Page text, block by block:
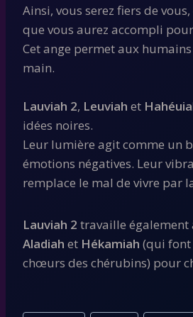
Ainsi, vous serez fiers de
que vous aurez accompli
Cet ange permet aux
main.
Lauviah 2, Leuviah et
idées noires.
Leur lumière agit comme un
émotions négatives. Leur
remplace le mal de vivre par
Lauviah 2 travaille également
Aladiah et Hékamiah (qui
chœurs des chérubins) pour